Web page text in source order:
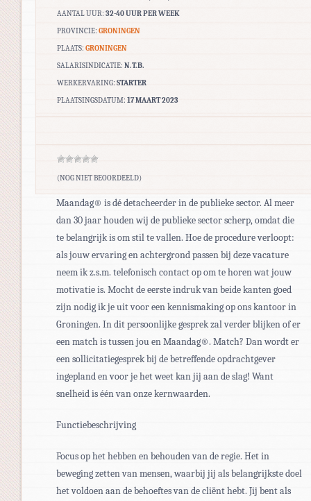
AANTAL UUR: 32-40 UUR PER WEEK
PROVINCIE: GRONINGEN
PLAATS: GRONINGEN
SALARISINDICATIE: N.T.B.
WERKERVARING: STARTER
PLAATSINGSDATUM: 17 MAART 2023
(NOG NIET BEOORDEELD)
Maandag® is dé detacheerder in de publieke sector. Al meer
dan 30 jaar houden wij de publieke sector scherp, omdat die
te belangrijk is om stil te vallen. Hoe de procedure verloopt:
als jouw ervaring en achtergrond passen bij deze vacature
neem ik z.s.m. telefonisch contact op om te horen wat jouw
motivatie is. Mocht de eerste indruk van beide kanten goed
zijn nodig ik je uit voor een kennismaking op ons kantoor in
Groningen. In dit persoonlijke gesprek zal verder blijken of er
een match is tussen jou en Maandag®. Match? Dan wordt er
een sollicitatiegesprek bij de betreffende opdrachtgever
ingepland en voor je het weet kan jij aan de slag! Want
snelheid is één van onze kernwaarden.
Functiebeschrijving
Focus op het hebben en behouden van de regie. Het in
beweging zetten van mensen, waarbij jij als belangrijkste doel
het voldoen aan de behoeftes van de cliënt hebt. Jij bent als